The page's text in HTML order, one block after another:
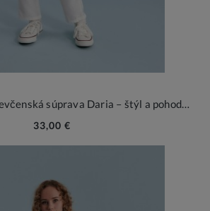
Elegantná biela dievčenská súprava Daria – štýl a pohodlie na špeciálne príležitosti
33,00 €